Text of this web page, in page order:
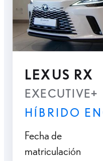
LEXUS RX
EXECUTIVE+
HÍBRIDO
Fecha de
matriculación